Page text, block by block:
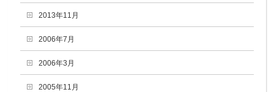
2013年11月
2006年7月
2006年3月
2005年11月